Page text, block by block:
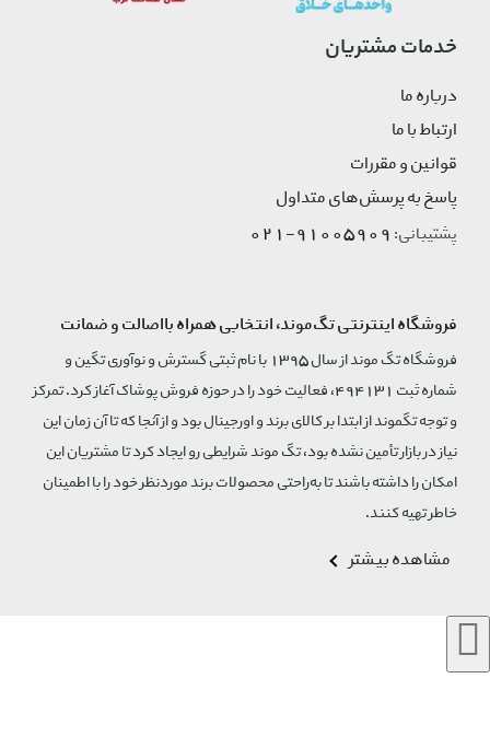
خدمات مشتریان
درباره ما
ارتباط با ما
قوانین و مقررات
پاسخ به پرسش‌های متداول
پشتیبانی:91005909-021
فروشگاه اینترنتی تگ‌موند، انتخابی همراه بااصالت و ضمانت
فروشگاه تگ موند از سال 1395 با نام ثبتی گسترش و نوآوری تگین و
شماره ثبت 494131، فعالیت خود را در حوزه فروش پوشاک آغاز کرد. تمرکز
و توجه تگموند از ابتدا بر کالای برند و اورجینال بود و از آنجا که تا آن زمان این
نیاز در بازار تأمین نشده بود، تگ موند شرایطی رو ایجاد کرد تا مشتریان این
امکان را داشته باشند تا به‌راحتی محصولات برند مورد‌نظر خود را با اطمینان
خاطر تهیه کنند.
مشاهده بیشتر